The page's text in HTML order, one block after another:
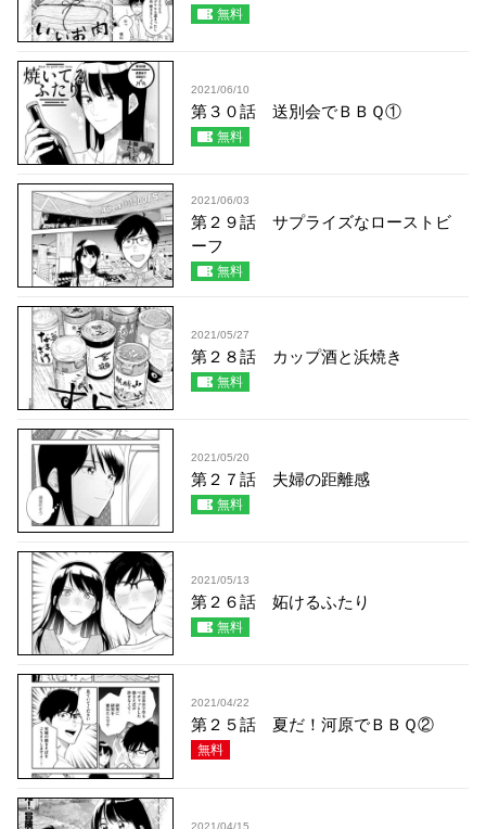
無料
2021/06/10
第３０話 送別会でＢＢＱ①
無料
2021/06/03
第２９話 サプライズなローストビ
ーフ
無料
2021/05/27
第２８話 カップ酒と浜焼き
無料
2021/05/20
第２７話 夫婦の距離感
無料
2021/05/13
第２６話 妬けるふたり
無料
2021/04/22
第２５話 夏だ！河原でＢＢＱ②
無料
2021/04/15